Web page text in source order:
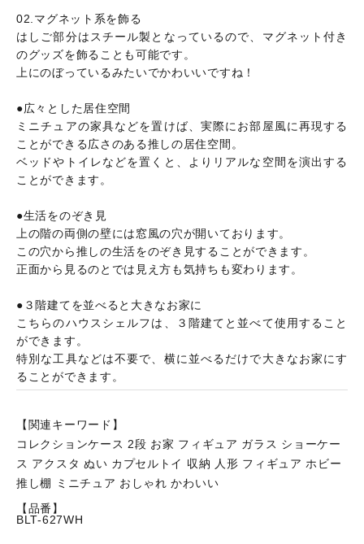
02.マグネット系を飾る
はしご部分はスチール製となっているので、マグネット付き
のグッズを飾ることも可能です。
上にのぼっているみたいでかわいいですね！
●広々とした居住空間
ミニチュアの家具などを置けば、実際にお部屋風に再現する
ことができる広さのある推しの居住空間。
ベッドやトイレなどを置くと、よりリアルな空間を演出する
ことができます。
●生活をのぞき見
上の階の両側の壁には窓風の穴が開いております。
この穴から推しの生活をのぞき見することができます。
正面から見るのとでは見え方も気持ちも変わります。
●３階建てを並べると大きなお家に
こちらのハウスシェルフは、３階建てと並べて使用すること
ができます。
特別な工具などは不要で、横に並べるだけで大きなお家にす
ることができます。
【関連キーワード】
コレクションケース 2段 お家 フィギュア ガラス ショーケー
ス アクスタ ぬい カプセルトイ 収納 人形 フィギュア ホビー
推し棚 ミニチュア おしゃれ かわいい
【品番】
BLT-627WH